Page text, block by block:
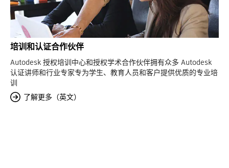
培训和认证合作伙伴
Autodesk 授权培训中心和授权学术合作伙伴拥有众多 Autodesk
认证讲师和行业专家专为学生、教育人员和客户提供优质的专业培
训
了解更多（英文）